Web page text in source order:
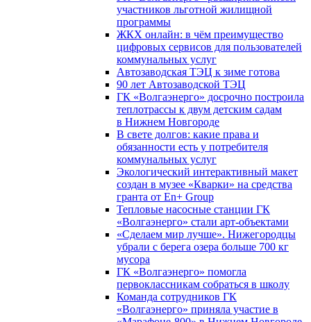
участников льготной жилищной
программы
ЖКХ онлайн: в чём преимущество
цифровых сервисов для пользователей
коммунальных услуг
Автозаводская ТЭЦ к зиме готова
90 лет Автозаводской ТЭЦ
ГК «Волгаэнерго» досрочно построила
теплотрассы к двум детским садам
в Нижнем Новгороде
В свете долгов: какие права и
обязанности есть у потребителя
коммунальных услуг
Экологический интерактивный макет
создан в музее «Кварки» на средства
гранта от En+ Group
Тепловые насосные станции ГК
«Волгаэнерго» стали арт-объектами
«Сделаем мир лучше». Нижегородцы
убрали с берега озера больше 700 кг
мусора
ГК «Волгаэнерго» помогла
первоклассникам собраться в школу
Команда сотрудников ГК
«Волгаэнерго» приняла участие в